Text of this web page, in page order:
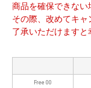
商品を確保できない
その際、改めてキ
了承いただけますと
Free 00